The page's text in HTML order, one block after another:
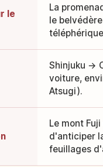
le
La
le
Shinjuku →
voiture,
Atsugi).
Le mont
d'anticiper
feuillages